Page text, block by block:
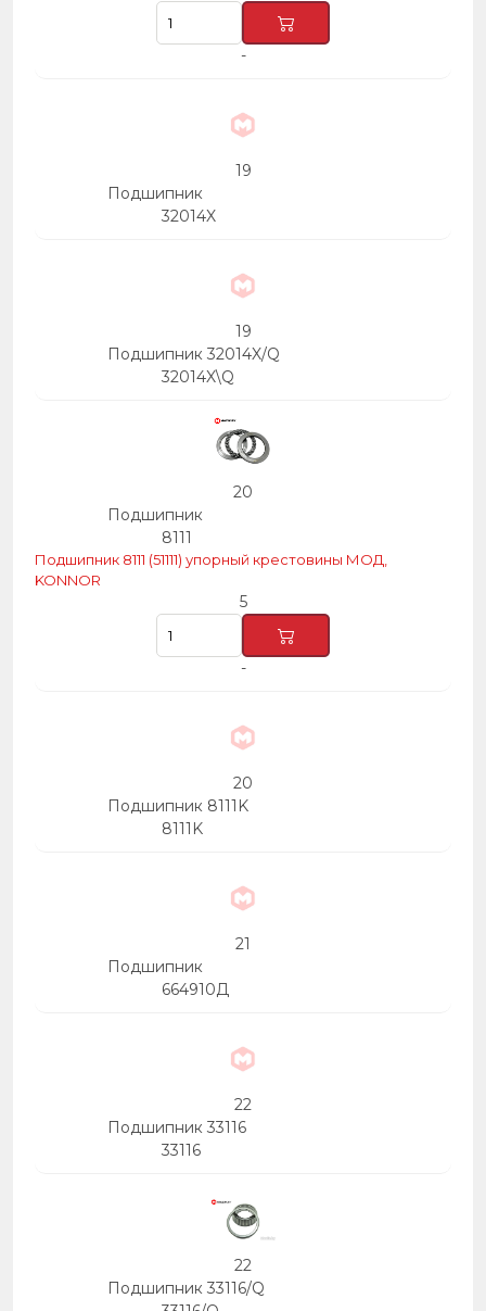
-
19
Подшипник
32014X
19
Подшипник 32014X/Q
32014X\Q
20
Подшипник
8111
Подшипник 8111 (51111) упорный крестовины МОД,
KONNOR
5
-
20
Подшипник 8111K
8111K
21
Подшипник
664910Д
22
Подшипник 33116
33116
22
Подшипник 33116/Q